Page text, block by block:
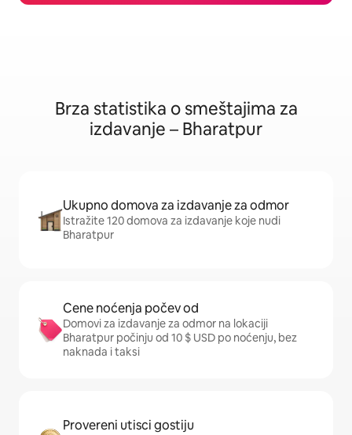
Brza statistika o smeštajima za
izdavanje – Bharatpur
Ukupno domova za izdavanje za odmor
Istražite 120 domova za izdavanje koje nudi
Bharatpur
Cene noćenja počev od
Domovi za izdavanje za odmor na lokaciji
Bharatpur počinju od 10 $ USD po noćenju, bez
naknada i taksi
Provereni utisci gostiju